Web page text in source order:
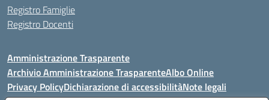
Registro Famiglie
Registro Docenti
Amministrazione Trasparente
Archivio Amministrazione TrasparenteAlbo Online
Privacy PolicyDichiarazione di accessibilitàNote legali